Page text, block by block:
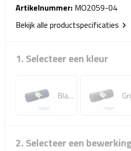
Duffeltassen
Autotassen
Toilettassen
Rugzakken
Artikelnummer: MO2059-04
Bekijk alle productspecificaties
1. Selecteer een kleur
Blauw
2. Selecteer een